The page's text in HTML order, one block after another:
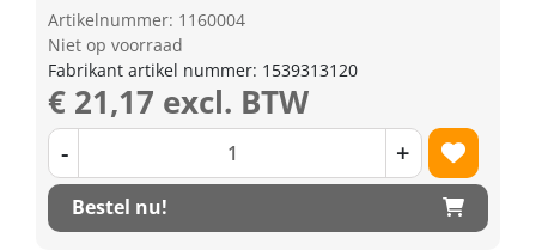
Artikelnummer: 1160004
Niet op voorraad
Fabrikant artikel nummer: 1539313120
€ 21,17 excl. BTW
- +
Bestel nu!